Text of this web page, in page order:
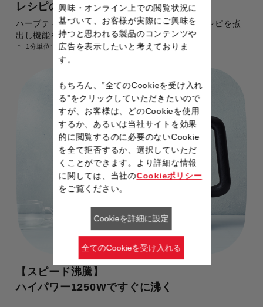
レシピの幅が広がる
ハーブティー、豆茶、薬膳茶など様々なお茶のレシピを煮
出し機能を使って楽しめます。
1分単位で設定可。
【スピード沸騰】
ハイパワー1250Wですぐに沸く
興味・オンライン上での閲覧状況に
基づいて、お客様が実際にご興味を
持つと思われる製品のコンテンツや
広告を表示したいと考えておりま
す。
もちろん、”全てのCookieを受け入れ
る”をクリックしていただきたいので
すが、お客様は、どのCookieを使用
するか、あるいは当社サイトを効果
的に閲覧するのに必要のないCookie
を全て拒否するか、選択していただ
くことができます。より詳細な情報
に関しては、当社のCookieポリシー
をご覧ください。
Cookieを詳細に設定
全てのCookieを受け入れる